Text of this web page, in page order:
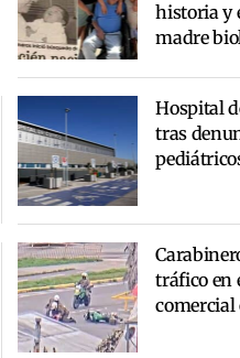
historia y
madre
Hospital
tras
tráfico en
comercial